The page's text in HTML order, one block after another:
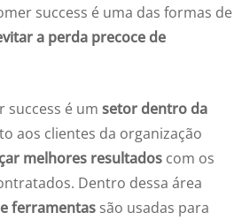
success é uma das formas de
a perda precoce de
success é um setor dentro da
aos clientes da organização
melhores resultados com os
Dentro dessa área
ferramentas são usadas para